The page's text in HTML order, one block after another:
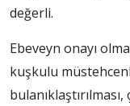
değerli.
Ebeveyn onayı
kuşkulu